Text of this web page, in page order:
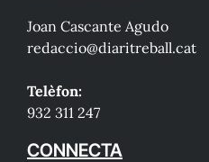
Joan Cascante Agudo
redaccio@diaritreball.cat
Telèfon:
932 311 247
CONNECTA